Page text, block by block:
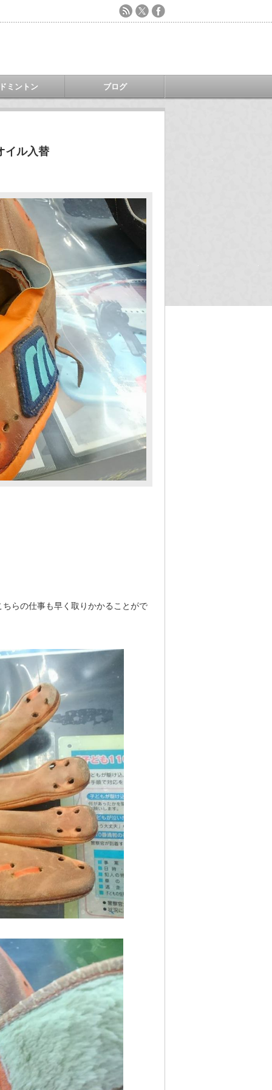
ミントン ブログ
イル入替
らの仕事も早く取りかかることがで